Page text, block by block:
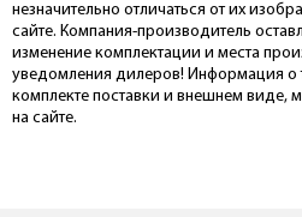
незначительно отличаться от их
сайте. Компания-производитель
изменение комплектации и места
уведомления дилеров! Информация о
комплекте поставки и внешнем виде,
на сайте.